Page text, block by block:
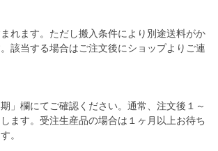
れます。ただし搬入条件により別途送料がか
該当する場合はご注文後にショップよりご連
」欄にてご確認ください。通常、注文後１～
ます。受注生産品の場合は１ヶ月以上お待ち
。